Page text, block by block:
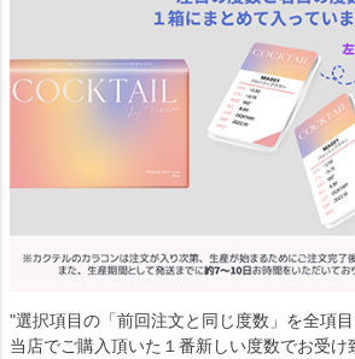
"選択項目の「前回注文と同じ度数」を全項
当店でご購入頂いた１番新しい度数でお受け